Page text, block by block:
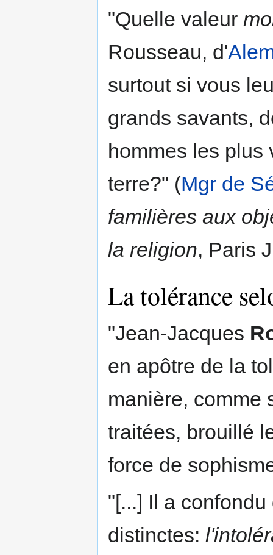
"Quelle valeur
Rousseau, d'
surtout si vous
grands savants,
hommes les plus
terre?" (Mgr de
familières aux
la religion, Paris
La tolérance
"Jean-Jacques
en apôtre de la
manière, comme
traitées, brouillé
force de
"[...] Il a
distinctes: